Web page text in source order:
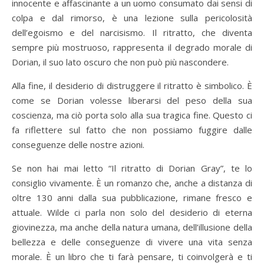
innocente e affascinante a un uomo consumato dai sensi di
colpa e dal rimorso, è una lezione sulla pericolosità
dell’egoismo e del narcisismo. Il ritratto, che diventa
sempre più mostruoso, rappresenta il degrado morale di
Dorian, il suo lato oscuro che non può più nascondere.
Alla fine, il desiderio di distruggere il ritratto è simbolico. È
come se Dorian volesse liberarsi del peso della sua
coscienza, ma ciò porta solo alla sua tragica fine. Questo ci
fa riflettere sul fatto che non possiamo fuggire dalle
conseguenze delle nostre azioni.
Se non hai mai letto “Il ritratto di Dorian Gray”, te lo
consiglio vivamente. È un romanzo che, anche a distanza di
oltre 130 anni dalla sua pubblicazione, rimane fresco e
attuale. Wilde ci parla non solo del desiderio di eterna
giovinezza, ma anche della natura umana, dell’illusione della
bellezza e delle conseguenze di vivere una vita senza
morale. È un libro che ti farà pensare, ti coinvolgerà e ti